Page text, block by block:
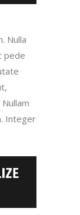
Nulla
pede
Integer